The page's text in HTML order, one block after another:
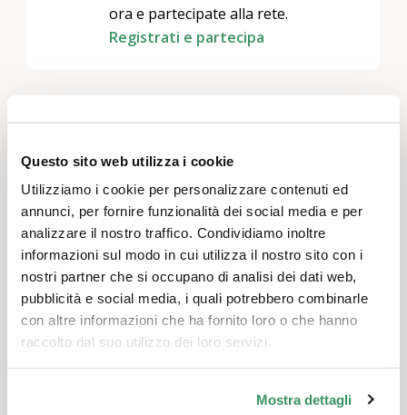
Questo sito web utilizza i cookie
Utilizziamo i cookie per personalizzare contenuti ed
annunci, per fornire funzionalità dei social media e per
analizzare il nostro traffico. Condividiamo inoltre
informazioni sul modo in cui utilizza il nostro sito con i
nostri partner che si occupano di analisi dei dati web,
pubblicità e social media, i quali potrebbero combinarle
con altre informazioni che ha fornito loro o che hanno
raccolto dal suo utilizzo dei loro servizi.
Mostra dettagli
ora e partecipate alla rete.
Registrati e partecipa